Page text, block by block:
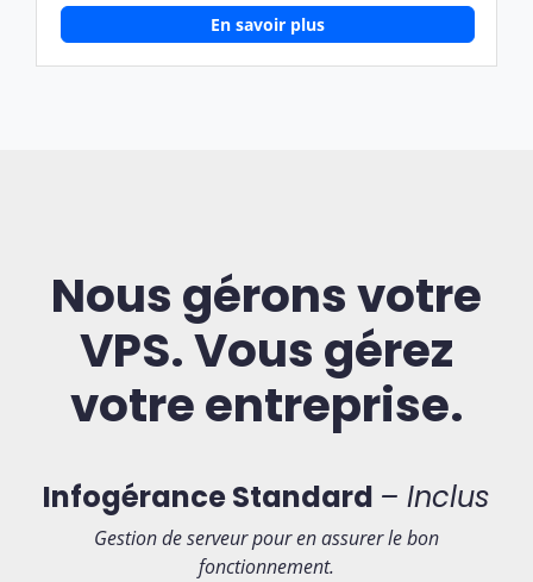
En savoir plus
Nous gérons votre
VPS. Vous gérez
votre entreprise.
Infogérance Standard – Inclus
Gestion de serveur pour en assurer le bon
fonctionnement.